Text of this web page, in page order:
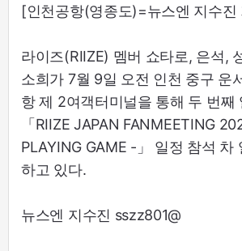
[인천공항(영종도)=뉴스엔 지수진
라이즈(RIIZE) 멤버 쇼타로, 은석,
소희가 7월 9일 오전 인천 중구 운
항 제 2여객터미널을 통해 두 번째
「RIIZE JAPAN FANMEETING
PLAYING GAME -」 일정 참석 차
하고 있다.
뉴스엔 지수진 sszz801@